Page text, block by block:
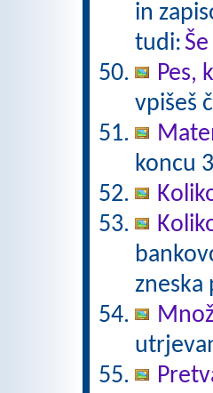
in
tudi:
Pes,
vpišeš
koncu
zneska